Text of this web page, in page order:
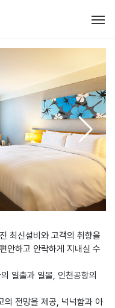
최신설비와 고객의 취향을
안하고 안락하게 지내실 수
일출과 일몰, 인천공항의
의 전망을 제공, 넉넉함과 아